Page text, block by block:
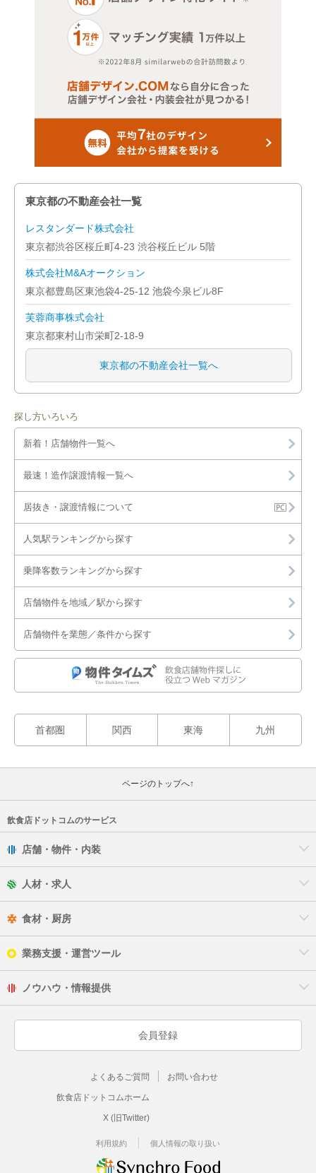
東京都の不動産会社一覧
レスタンダード株式会社
東京都渋谷区桜丘町4-23 渋谷桜丘ビル 5階
株式会社M&Aオークション
東京都豊島区東池袋4-25-12 池袋今泉ビル8F
芙蓉商事株式会社
東京都東村山市栄町2-18-9
東京都の不動産会社一覧へ
探し方いろいろ
新着！店舗物件一覧へ
最速！造作譲渡情報一覧へ
居抜き・譲渡情報について
人気駅ランキングから探す
乗降客数ランキングから探す
店舗物件を地域／駅から探す
店舗物件を業態／条件から探す
首都圏 関西 東海 九州
ページのトップへ↑
飲食店ドットコムのサービス
店舗・物件・内装
人材・求人
食材・厨房
業務支援・運営ツール
ノウハウ・情報提供
会員登録
よくあるご質問 お問い合わせ
飲食店ドットコムホーム
X (旧Twitter)
利用規約 個人情報の取り扱い